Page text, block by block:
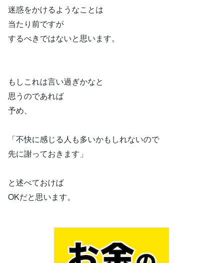
迷惑をかけるようなことは
当たり前ですが
するべきではないと思います。
もしこれは言い過ぎかなと
思うのであれば
予め、
「不快に感じる人も多いかもしれないので
先に謝っておきます」
と述べておけば
OKだと思います。